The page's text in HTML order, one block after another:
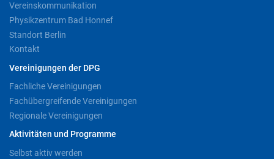
Vereinskommunikation
Physikzentrum Bad Honnef
Standort Berlin
Kontakt
Vereinigungen der DPG
Fachliche Vereinigungen
Fachübergreifende Vereinigungen
Regionale Vereinigungen
Aktivitäten und Programme
Selbst aktiv werden